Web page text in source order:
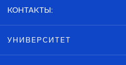
КОНТАКТЫ:
УНИВЕРСИТЕТ